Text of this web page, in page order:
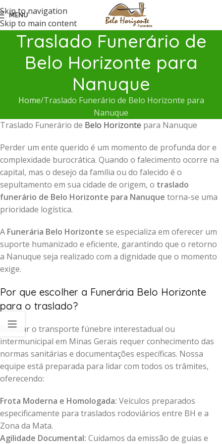
Skip to navigation
Skip to main content
MENU
Traslado Funerário de
Belo Horizonte para
Nanuque
Home Traslado Funerário de Belo Horizonte para
Nanuque
Traslado Funerário de Belo Horizonte para Nanuque
Perder um ente querido é um momento de profunda dor e
complexidade burocrática. Quando o falecimento ocorre na
capital, mas o desejo da família ou do falecido é o
sepultamento em sua cidade de origem, o traslado
funerário de Belo Horizonte para Nanuque torna-se uma
prioridade logística.
A Funerária Belo Horizonte se especializa em oferecer um
suporte humanizado e eficiente, garantindo que o retorno
a Nanuque seja realizado com a dignidade que o momento
exige.
Por que escolher a Funerária Belo Horizonte
para o traslado?
Realizar o transporte fúnebre interestadual ou
intermunicipal em Minas Gerais requer conhecimento das
normas sanitárias e documentações específicas. Nossa
equipe está preparada para lidar com todos os trâmites,
oferecendo:
Frota Moderna e Homologada: Veículos preparados
especificamente para traslados rodoviários entre BH e a
Zona da Mata.
Agilidade Documental: Cuidamos da emissão de guias e